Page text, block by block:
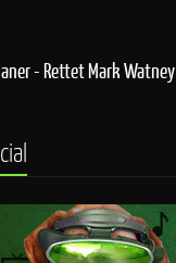
- Rettet Mark Watney